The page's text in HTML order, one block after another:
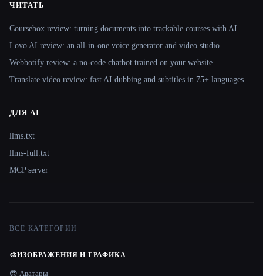
ЧИТАТЬ
Coursebox review: turning documents into trackable courses with AI
Lovo AI review: an all-in-one voice generator and video studio
Webbotify review: a no-code chatbot trained on your website
Translate.video review: fast AI dubbing and subtitles in 75+ languages
ДЛЯ AI
llms.txt
llms-full.txt
MCP server
ВСЕ КАТЕГОРИИ
🎨ИЗОБРАЖЕНИЯ И ГРАФИКА
😎 Аватары